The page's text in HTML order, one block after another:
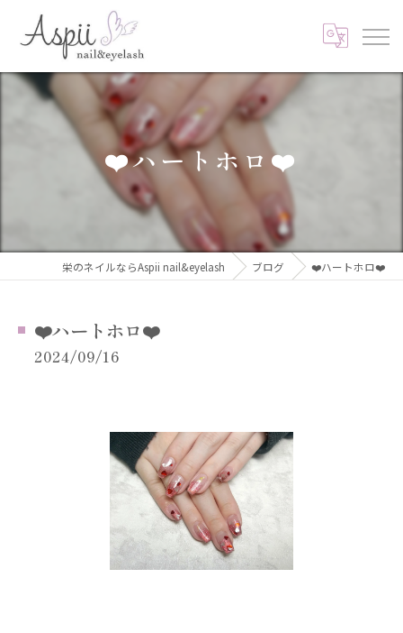
❤️ハートホロ❤️
栄のネイルならAspii nail&eyelash ブログ ❤️ハートホロ❤️
❤️ハートホロ❤️
2024/09/16